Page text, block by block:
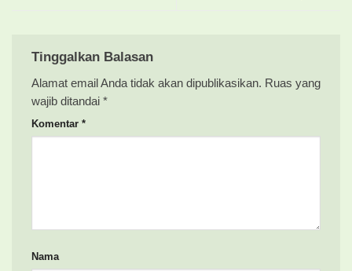
Tinggalkan Balasan
Alamat email Anda tidak akan dipublikasikan. Ruas yang
wajib ditandai *
Komentar *
Nama